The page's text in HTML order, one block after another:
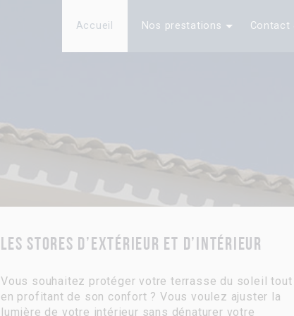
Accueil Nos prestations Contact
Les stores d’extérieur et d’intérieur
Vous souhaitez protéger votre terrasse du soleil tout
en profitant de son confort ? Vous voulez ajuster la
lumière de votre intérieur sans dénaturer votre